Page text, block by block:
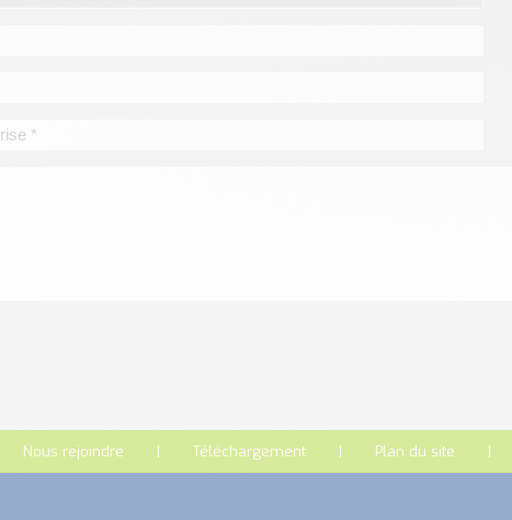
Nous rejoindre Téléchargement Plan du site